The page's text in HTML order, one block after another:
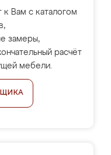
Вам с каталогом
замеры,
расчёт
мебели.